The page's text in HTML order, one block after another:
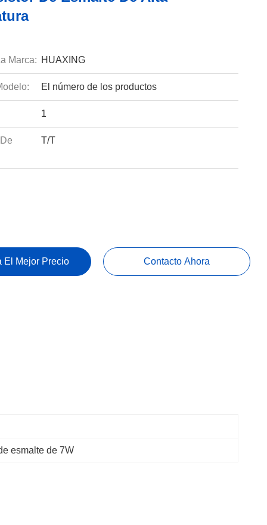
Marca: HUAXING
El número de los productos
1
T/T
El Mejor Precio Contacto Ahora
esmalte de 7W